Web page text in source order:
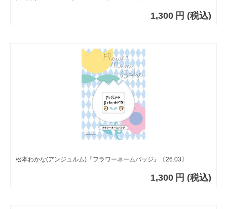
1,300 円 (税込)
松本わかな(アンジュルム)『フラワーネームバッジ』〔26.03〕
1,300 円 (税込)